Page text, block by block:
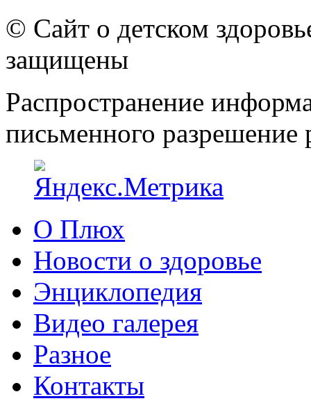
© Сайт о детском
защищены
Распространение
письменного разрешение
О Плюх
Новости о здоровье
Энциклопедия
Видео галерея
Разное
Контакты